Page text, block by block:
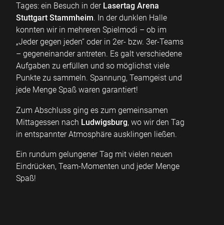
Tages: ein Besuch in der Lasertag Arena
Stuttgart Stammheim. In der dunklen Halle
konnten wir in mehreren Spielmodi – ob im
„Jeder gegen jeden“ oder in 2er- bzw. 3er-Teams
– gegeneinander antreten. Es galt verschiedene
Aufgaben zu erfüllen und so möglichst viele
Punkte zu sammeln. Spannung, Teamgeist und
jede Menge Spaß waren garantiert!
Zum Abschluss ging es zum gemeinsamen
Mittagessen nach Ludwigsburg, wo wir den Tag
in entspannter Atmosphäre ausklingen ließen.
Ein rundum gelungener Tag mit vielen neuen
Eindrücken, Team-Momenten und jeder Menge
Spaß!